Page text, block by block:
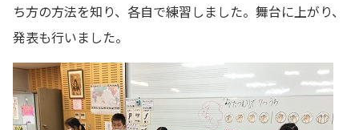
ち方の方法を知り、各自で練習しました。舞台に上がり、
発表も行いました。